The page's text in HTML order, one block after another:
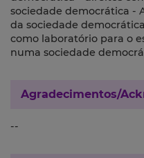
sociedade democrática -
da sociedade
como laboratório para o
numa sociedade
Agradecimentos/
--